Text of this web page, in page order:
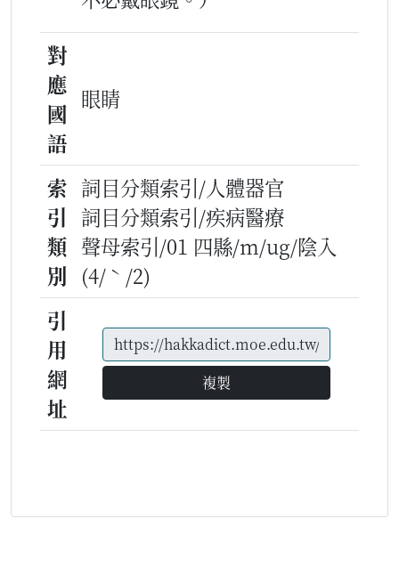
對
應
國
語
眼睛
索
引
類
別
詞目分類索引/人體器官
詞目分類索引/疾病醫療
聲母索引/01 四縣/m/ug/陰入
(4/ˋ/2)
引
用
網
址
複製